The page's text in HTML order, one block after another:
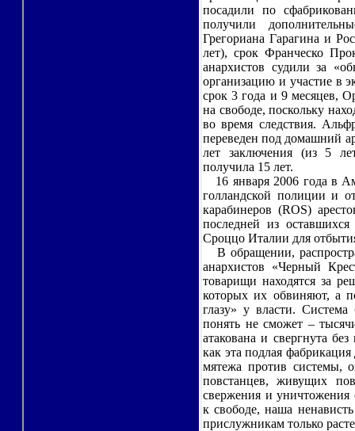
посадили по
получили
Грегориана Гарагина и
лет), срок Франческо
анархистов судили за
организацию и участие в
срок 3 года и 9 месяцев,
на свободе, поскольку
во время следствия.
переведен под домашний
лет заключения (из 5
получила 15 лет.
16 января 2006 года в
голландской полиции и
карабинеров (ROS)
последней из
Сроццо Италии для
В обращении,
анархистов «Черный
товарищи находятся за
которых их обвиняют, а
глазу» у власти.
понять не сможет –
атакована и свергнута
как эта подлая
мятежа против системы,
повстанцев, живущих
свержения и уничтожения
к свободе, наша
прислужникам только